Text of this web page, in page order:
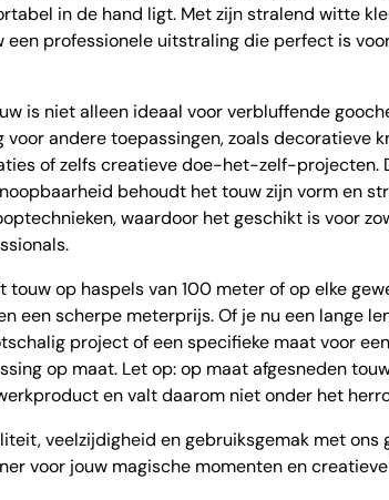
in de hand ligt. Met zijn stralend witte
professionele uitstraling die perfect is
is niet alleen ideaal voor verbluffende
voor andere toepassingen, zoals decoratieve
of zelfs creatieve doe-het-zelf-projecten.
behoudt het touw zijn vorm en
waardoor het geschikt is voor
touw op haspels van 100 meter of op elke
een scherpe meterprijs. Of je nu een lange
project of een specifieke maat voor
op maat. Let op: op maat afgesneden
en valt daarom niet onder het
veelzijdigheid en gebruiksgemak met ons
voor jouw magische momenten en